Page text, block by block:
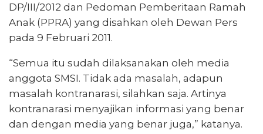
DP/III/2012 dan Pedoman Pemberitaan Ramah
Anak (PPRA) yang disahkan oleh Dewan Pers
pada 9 Februari 2011.
“Semua itu sudah dilaksanakan oleh media
anggota SMSI. Tidak ada masalah, adapun
masalah kontranarasi, silahkan saja. Artinya
kontranarasi menyajikan informasi yang benar
dan dengan media yang benar juga,” katanya.